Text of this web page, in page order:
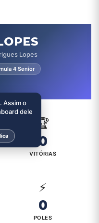
Lopes
4 Senior
🏆
0
VITÓRIAS
⚡
0
POLES
Assim o
dele